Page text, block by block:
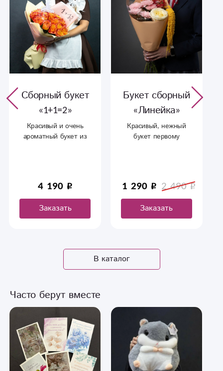
Сборный букет
«1+1=2»
Красивый и очень
ароматный букет из
4 190
Заказать
Букет сборный
«Линейка»
Красивый, нежный
букет первому
1 290 2 490
Заказать
В каталог
Часто берут вместе